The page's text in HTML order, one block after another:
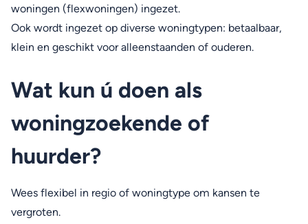
woningen (flexwoningen) ingezet.
Ook wordt ingezet op diverse woningtypen: betaalbaar,
klein en geschikt voor alleenstaanden of ouderen.
Wat kun ú doen als
woningzoekende of
huurder?
Wees flexibel in regio of woningtype om kansen te
vergroten.